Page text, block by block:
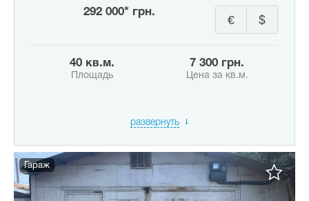
292 000* грн.
$
€
40 кв.м.
Площадь
7 300 грн.
Цена за кв.м.
развернуть
Гараж